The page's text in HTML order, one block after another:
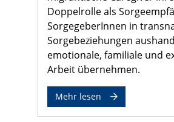
Doppelrolle als
SorgegeberInnen in
Sorgebeziehungen
emotionale, familiale und
Arbeit übernehmen.
Mehr lesen